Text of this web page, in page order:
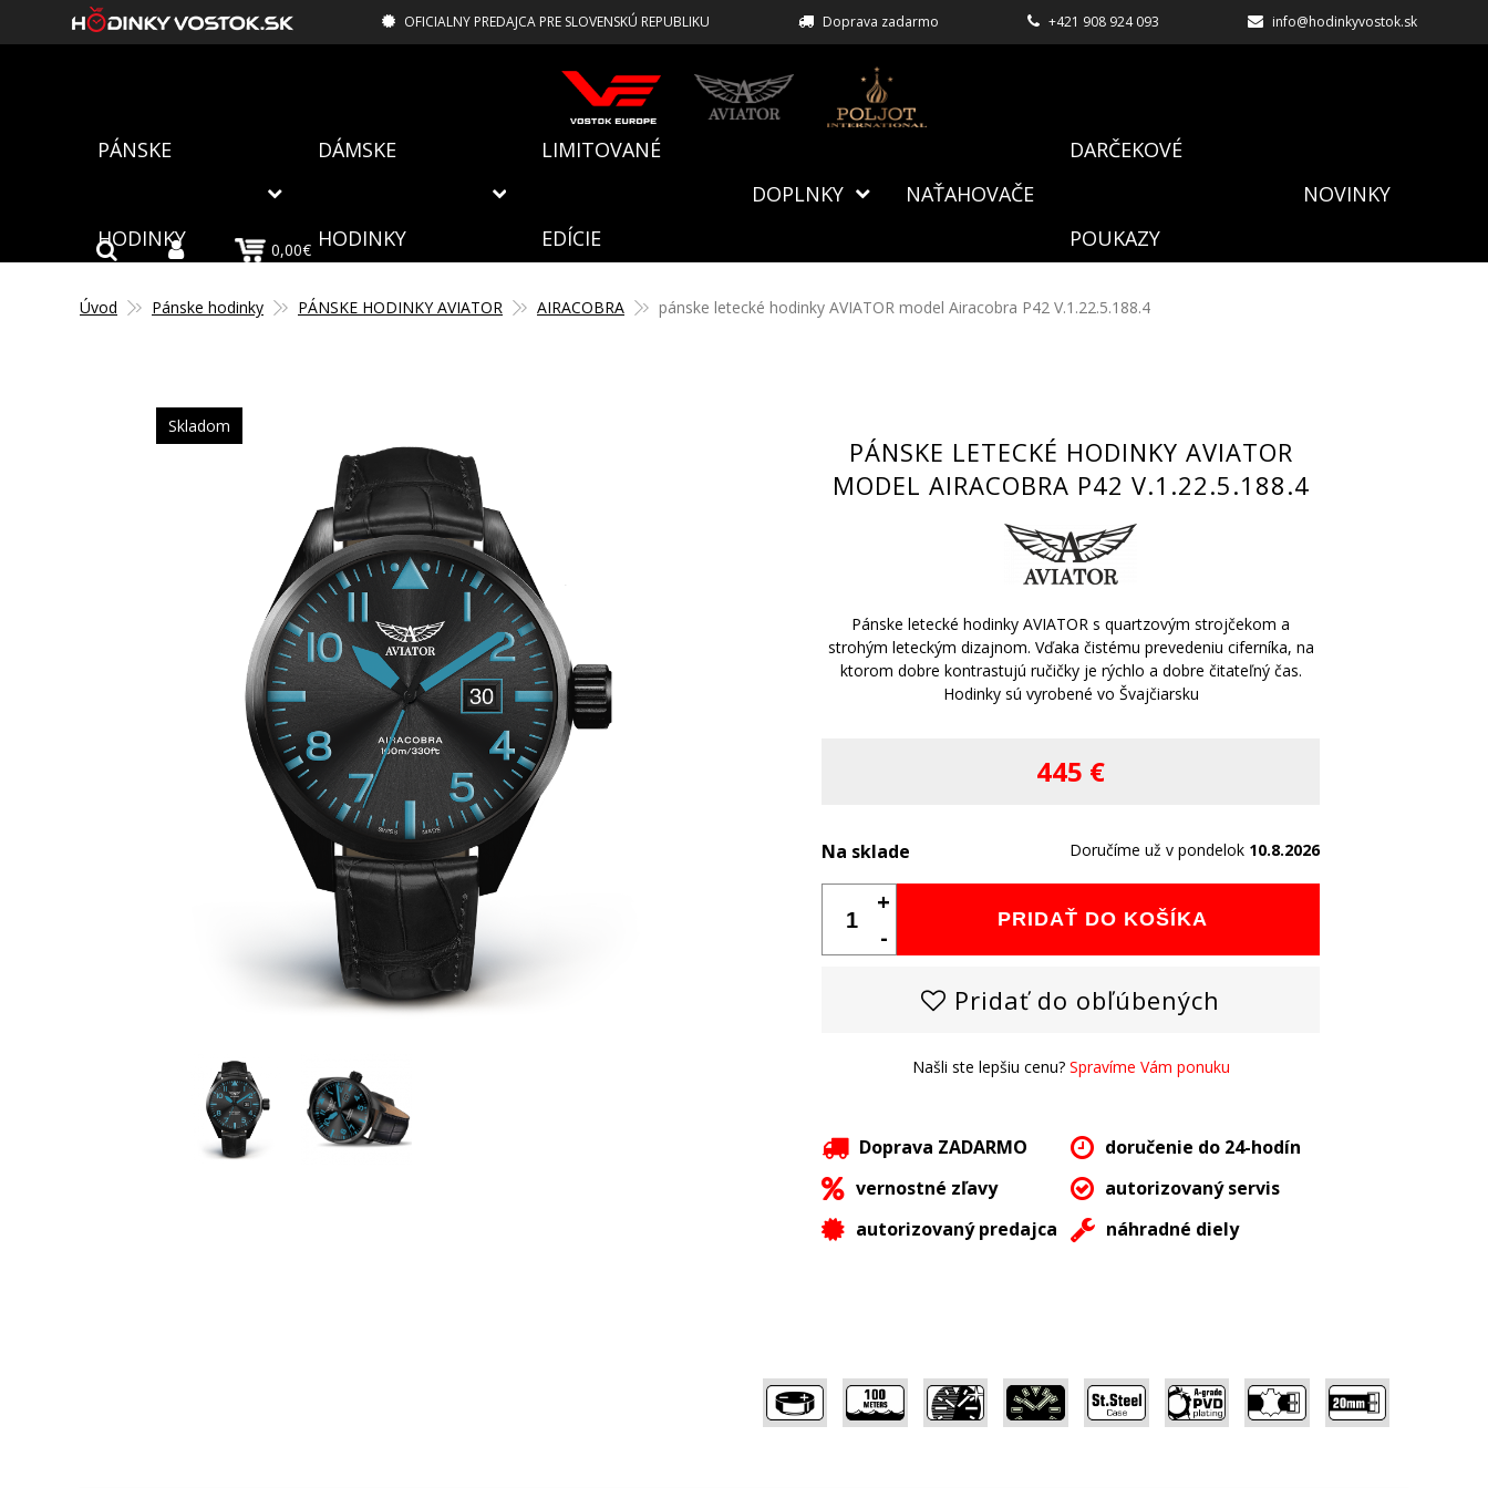
OFICIALNY PREDAJCA PRE SLOVENSKÚ REPUBLIKU Doprava zadarmo +421 908 924 093 info@hodinkyvostok.sk
PÁNSKE
HODINKY
DÁMSKE
HODINKY
LIMITOVANÉ
EDÍCIE
DOPLNKY NAŤAHOVAČE
DARČEKOVÉ
POUKAZY
NOVINKY
0,00€
Úvod Pánske hodinky PÁNSKE HODINKY AVIATOR AIRACOBRA pánske letecké hodinky AVIATOR model Airacobra P42 V.1.22.5.188.4
Skladom
PÁNSKE LETECKÉ HODINKY AVIATOR
MODEL AIRACOBRA P42 V.1.22.5.188.4
Pánske letecké hodinky AVIATOR s quartzovým strojčekom a
strohým leteckým dizajnom. Vďaka čistému prevedeniu ciferníka, na
ktorom dobre kontrastujú ručičky je rýchlo a dobre čitateľný čas.
Hodinky sú vyrobené vo Švajčiarsku
445 €
Na sklade Doručíme už v pondelok 10.8.2026
PRIDAŤ DO KOŠÍKA
+
-
Pridať do obľúbených
Našli ste lepšiu cenu? Spravíme Vám ponuku
Doprava ZADARMO
doručenie do 24-hodín
vernostné zľavy
autorizovaný servis
autorizovaný predajca
náhradné diely